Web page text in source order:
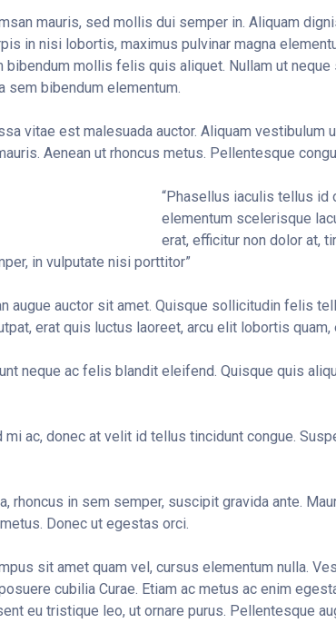
mauris, sed mollis dui semper in. Aliquam
in nisi lobortis, maximus pulvinar magna
bibendum mollis felis quis aliquet. Nullam ut
sem bibendum elementum.
vitae est malesuada auctor. Aliquam vestibulum
Aenean ut rhoncus metus. Pellentesque
“Phasellus iaculis tellus
elementum scelerisque
erat, efficitur non dolor at,
in vulputate nisi porttitor”
augue auctor sit amet. Quisque sollicitudin felis
erat quis luctus laoreet, arcu elit lobortis quam,
neque ac felis blandit eleifend. Quisque quis
ac, donec at velit id tellus tincidunt congue.
rhoncus in sem semper, suscipit gravida ante.
Donec ut egestas orci.
sit amet quam vel, cursus elementum nulla.
cubilia Curae. Etiam ac metus ac enim
eu tristique leo, ut ornare purus. Pellentesque